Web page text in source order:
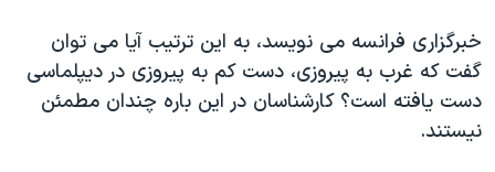
خبرگزاری فرانسه می نویسد، به این ترتیب آیا می توان
گفت که غرب به پیروزی، دست کم به پیروزی در دیپلماسی
دست یافته است؟ کارشناسان در این باره چندان مطمئن
نیستند.